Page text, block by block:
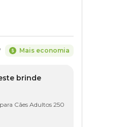
Mais economia
brinde
Cães Adultos 250